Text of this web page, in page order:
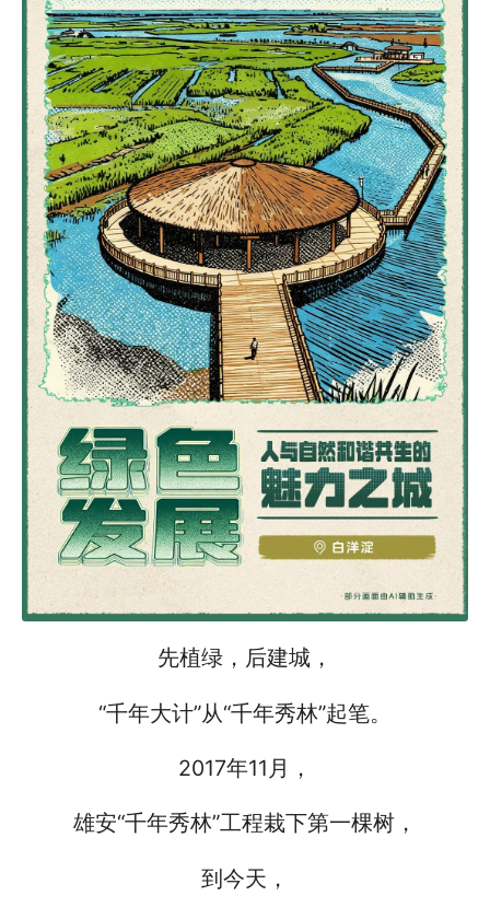
先植绿，后建城，
“千年大计”从“千年秀林”起笔。
2017年11月，
雄安“千年秀林”工程栽下第一棵树，
到今天，